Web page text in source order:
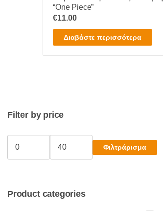
“One Piece”
€11.00
Διαβάστε περισσότερα
Filter by price
Ελάχιστη
τιμή
Μέγιστη
τιμή
Φιλτράρισμα
Product categories